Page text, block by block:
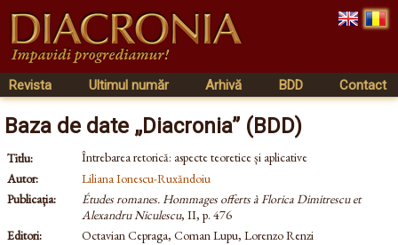
Revista Ultimul număr Arhivă BDD Contact
Baza de date „Diacronia” (BDD)
Titlu:
Întrebarea retorică: aspecte teoretice și aplicative
Autor:
Liliana Ionescu-Ruxăndoiu
Publicația:
Études romanes. Hommages offerts à Florica Dimitrescu et
Alexandru Niculescu, II, p. 476
Editori:
Octavian Cepraga, Coman Lupu, Lorenzo Renzi